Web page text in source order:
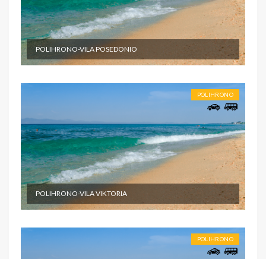
POLIHRONO-VILA POSEDONIO
POLIHRONO
POLIHRONO-VILA VIKTORIA
POLIHRONO